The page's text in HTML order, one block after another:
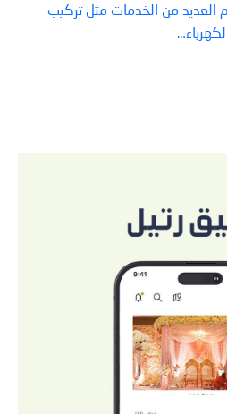
من الخدمات مثل تركيب